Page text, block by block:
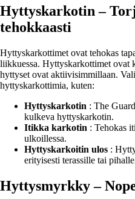
Hyttyskarkotin –
tehokkaasti
Hyttyskarkottimet ovat tehokas
liikkuessa. Hyttyskarkottimet ovat
hyttyset ovat aktiivisimmillaan.
hyttyskarkottimia, kuten:
Hyttyskarkotin : The
kulkeva hyttyskarkotin.
Itikka karkotin : Tehokas
ulkoillessa.
Hyttyskarkoitin ulos :
erityisesti terassille tai
Hyttysmyrkky –